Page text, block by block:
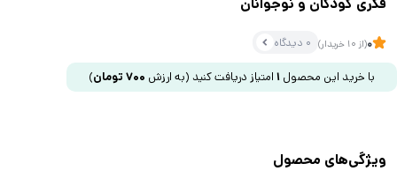
0(از 10 خریدار) 0 دیدگاه
با خرید این محصول 1 امتیاز دریافت کنید (به ارزش 700 تومان)
ویژگی‌های محصول